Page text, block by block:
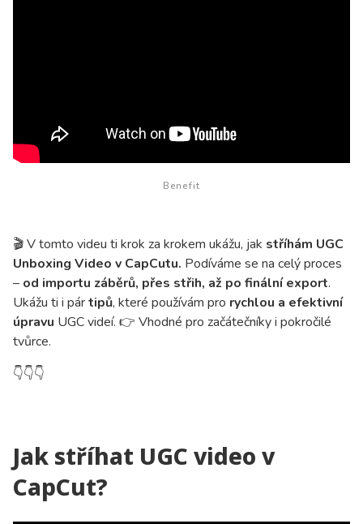
Benefit
🎬 V tomto videu ti krok za krokem ukážu, jak stříhám UGC
Unboxing Video v CapCutu. Podíváme se na celý proces
– od importu záběrů, přes střih, až po finální export.
Ukážu ti i pártipů, které používám pro rychlou a efektivní
úpravu UGC videí. 👉 Vhodné pro začátečníky i pokročilé
tvůrce.
👇👇👇
Jak stříhat UGC video v
CapCut?